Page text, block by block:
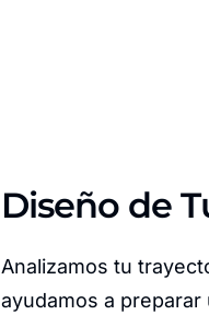
Diseño de
Analizamos tu
ayudamos a